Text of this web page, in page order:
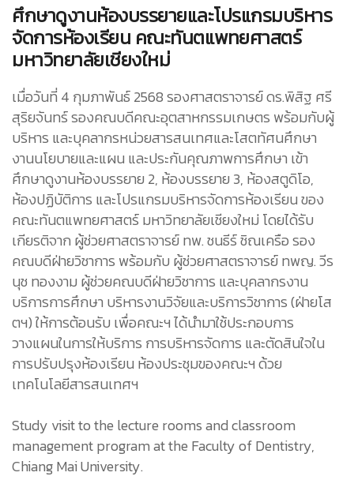
ศึกษาดูงานห้องบรรยายและโปรแกรมบริหาร
จัดการห้องเรียน คณะทันตแพทยศาสตร์
มหาวิทยาลัยเชียงใหม่
เมื่อวันที่ 4 กุมภาพันธ์ 2568 รองศาสตราจารย์ ดร.พิสิฐ ศรี
สุริยจันทร์ รองคณบดีคณะอุตสาหกรรมเกษตร พร้อมกับผู้
บริหาร และบุคลากรหน่วยสารสนเทศและโสตทัศนศึกษา
งานนโยบายและแผน และประกันคุณภาพการศึกษา เข้า
ศึกษาดูงานห้องบรรยาย 2, ห้องบรรยาย 3, ห้องสตูดิโอ,
ห้องปฏิบัติการ และโปรแกรมบริหารจัดการห้องเรียน ของ
คณะทันตแพทยศาสตร์ มหาวิทยาลัยเชียงใหม่ โดยได้รับ
เกียรติจาก ผู้ช่วยศาสตราจารย์ ทพ. ชนธีร์ ชิณเครือ รอง
คณบดีฝ่ายวิชาการ พร้อมกับ ผู้ช่วยศาสตราจารย์ ทพญ. วีร
นุช ทองงาม ผู้ช่วยคณบดีฝ่ายวิชาการ และบุคลากรงาน
บริการการศึกษา บริหารงานวิจัยและบริการวิชาการ (ฝ่ายโส
ตฯ) ให้การต้อนรับ เพื่อคณะฯ ได้นำมาใช้ประกอบการ
วางแผนในการให้บริการ การบริหารจัดการ และตัดสินใจใน
การปรับปรุงห้องเรียน ห้องประชุมของคณะฯ ด้วย
เทคโนโลยีสารสนเทศฯ
Study visit to the lecture rooms and classroom
management program at the Faculty of Dentistry,
Chiang Mai University.